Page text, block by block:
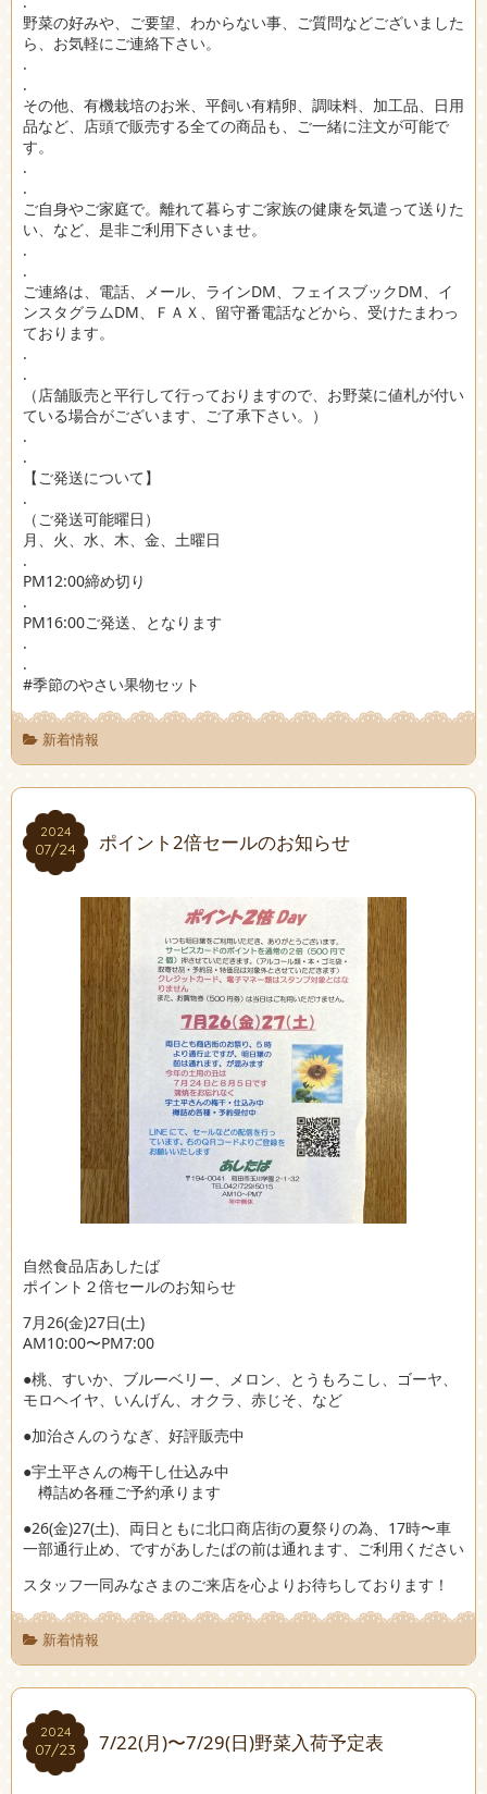
野菜の好みや、ご要望、わからない事、ご質問などございました
ら、お気軽にご連絡下さい。
.
.
その他、有機栽培のお米、平飼い有精卵、調味料、加工品、日用
品など、店頭で販売する全ての商品も、ご一緒に注文が可能で
す。
.
.
ご自身やご家庭で。離れて暮らすご家族の健康を気遣って送りた
い、など、是非ご利用下さいませ。
.
.
ご連絡は、電話、メール、ラインDM、フェイスブックDM、イ
ンスタグラムDM、ＦＡＸ、留守番電話などから、受けたまわっ
ております。
.
.
（店舗販売と平行して行っておりますので、お野菜に値札が付い
ている場合がございます、ご了承下さい。）
.
.
【ご発送について】
.
（ご発送可能曜日）
月、火、水、木、金、土曜日
.
PM12:00締め切り
.
PM16:00ご発送、となります
.
.
#季節のやさい果物セット
新着情報
2024
07/24
2024
07/24 ポイント2倍セールのお知らせ
自然食品店あしたば
ポイント２倍セールのお知らせ
7月26(金)27日(土)
AM10:00〜PM7:00
●桃、すいか、ブルーベリー、メロン、とうもろこし、ゴーヤ、
モロヘイヤ、いんげん、オクラ、赤じそ、など
●加治さんのうなぎ、好評販売中
●宇土平さんの梅干し仕込み中
樽詰め各種ご予約承ります
●26(金)27(土)、両日ともに北口商店街の夏祭りの為、17時〜車
一部通行止め、ですがあしたばの前は通れます、ご利用ください
スタッフ一同みなさまのご来店を心よりお待ちしております！
新着情報
2024
07/23
2024
07/23 7/22(月)〜7/29(日)野菜入荷予定表